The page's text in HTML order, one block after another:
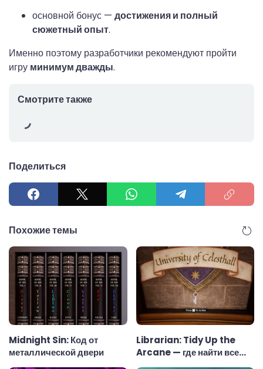
основной бонус — достижения и полный
сюжетный опыт.
Именно поэтому разработчики рекомендуют пройти
игру минимум дважды.
Смотрите также
Поделиться
Похожие темы
Midnight Sin: Код от
металлической двери
Librarian: Tidy Up the
Arcane — где найти все
ключи